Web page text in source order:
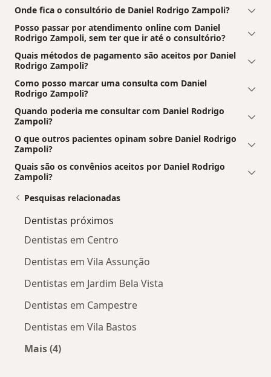
Onde fica o consultório de Daniel Rodrigo Zampoli?
Posso passar por atendimento online com Daniel
Rodrigo Zampoli, sem ter que ir até o consultório?
Quais métodos de pagamento são aceitos por Daniel
Rodrigo Zampoli?
Como posso marcar uma consulta com Daniel
Rodrigo Zampoli?
Quando poderia me consultar com Daniel Rodrigo
Zampoli?
O que outros pacientes opinam sobre Daniel Rodrigo
Zampoli?
Quais são os convênios aceitos por Daniel Rodrigo
Zampoli?
Pesquisas relacionadas
Dentistas próximos
Dentistas em Centro
Dentistas em Vila Assunção
Dentistas em Jardim Bela Vista
Dentistas em Campestre
Dentistas em Vila Bastos
Mais (4)